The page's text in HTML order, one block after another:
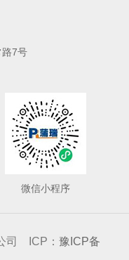
路7号
微信小程序
司 ICP： 豫ICP备